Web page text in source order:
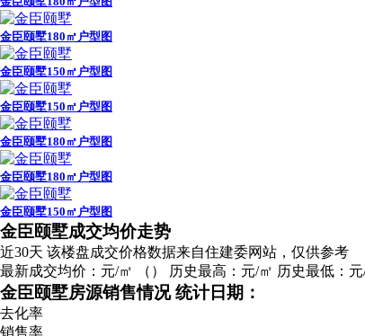
金臣颐墅180㎡户型图
金臣颐墅150㎡户型图
金臣颐墅150㎡户型图
金臣颐墅180㎡户型图
金臣颐墅180㎡户型图
金臣颐墅150㎡户型图
广告
金臣颐墅成交均价走势
近30天 该楼盘成交价格数据来自住建委网站，仅供参考
最新成交均价： 元/㎡ （ ） 历史最高： 元/㎡ 历史最低：
金臣颐墅房源销售情况统计日期：
去化率
销售率